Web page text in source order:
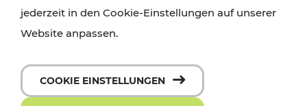
jederzeit in den Cookie-Einstellungen auf unserer
Website anpassen.
COOKIE EINSTELLUNGEN